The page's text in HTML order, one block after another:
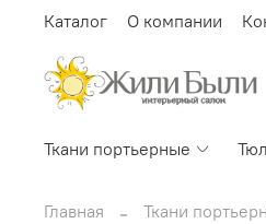
Каталог О компании
Ткани портьерные
Главная Ткани